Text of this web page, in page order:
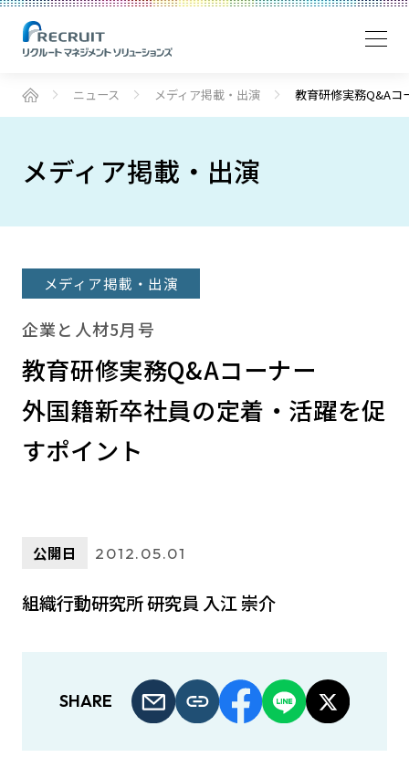
ニュース メディア掲載・出演 教育研修実務Q&Aコ
メディア掲載・出演
メディア掲載・出演
企業と人材5月号
教育研修実務Q&Aコーナー
外国籍新卒社員の定着・活躍を促
すポイント
公開日 2012.05.01
組織行動研究所 研究員 入江 崇介
SHARE